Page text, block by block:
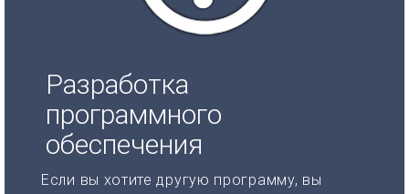
Разработка
программного
обеспечения
Если вы хотите другую программу, вы